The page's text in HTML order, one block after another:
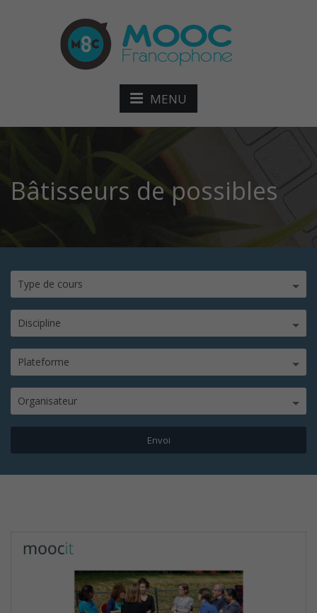
MENU
Bâtisseurs de possibles
Type de cours
Discipline
Plateforme
Organisateur